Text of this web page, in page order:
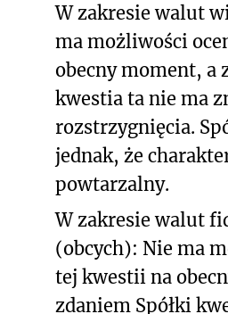
W zakresie walut
ma możliwości
obecny moment, a
kwestia ta nie ma
rozstrzygnięcia.
jednak, że
powtarzalny.
W zakresie walut
(obcych): Nie ma
tej kwestii na
zdaniem Spółki